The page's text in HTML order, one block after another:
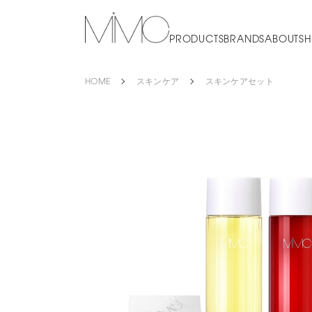
PRODUCTSBRANDSABOUT
HOME スキンケア スキンケアセット